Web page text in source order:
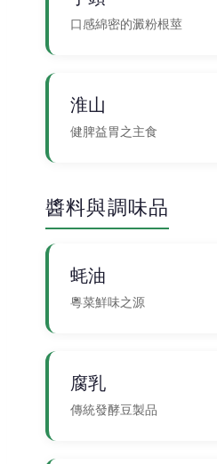
口感綿密的澱粉根莖
淮山
健脾益胃之主食
醬料與調味品
蚝油
粵菜鮮味之源
腐乳
傳統發酵豆製品